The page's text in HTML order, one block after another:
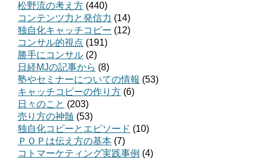
松野流の考え方 (440)
コンテンツ力と発信力 (14)
独自化キャッチコピー (12)
コンサル的視点 (191)
勝手にコンサル (2)
日経MJの記事から (8)
塾やセミナーについての情報 (53)
キャッチコピーの作り方 (6)
日々のこと (203)
売り方の神髄 (53)
独自化コピーとエピソード (10)
ＰＯＰは伝え方の基本 (7)
コトマーケティング実践事例 (4)